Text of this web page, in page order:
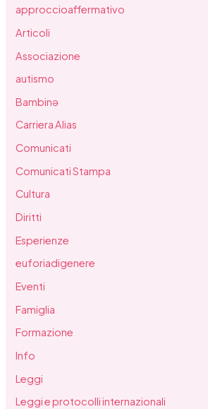
approccioaffermativo
Articoli
Associazione
autismo
Bambinə
Carriera Alias
Comunicati
Comunicati Stampa
Cultura
Diritti
Esperienze
euforiadigenere
Eventi
Famiglia
Formazione
Info
Leggi
Leggi e protocolli internazionali